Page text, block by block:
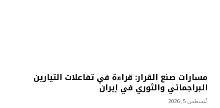
مسارات صنع القرار: قراءة في تفاعلات التيارين
البراجماتي والثوري في إيران
أغسطس 5, 2026